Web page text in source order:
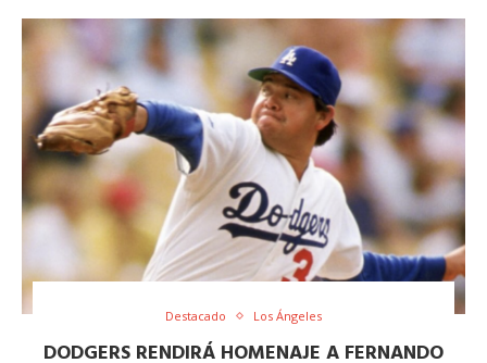
Destacado Los Ángeles
DODGERS RENDIRÁ HOMENAJE A FERNANDO